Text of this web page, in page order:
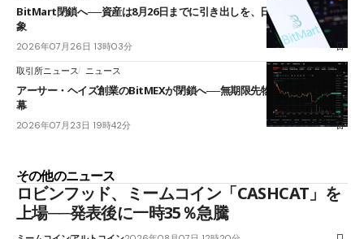
BitMart閉鎖へ──資産は8月26日までに引き出しを、日本人利用者も対
象
2026年07月26日 13時03分
取引所ニュース ニュース
アーサー・ヘイズ創業のBitMEXが閉鎖へ──無期限先物を生んだ11年に
幕
2026年07月23日 19時42分
その他のニュース
ロビンフッド、ミームコイン「CASHCAT」を
上場──発表後に一時35％急騰